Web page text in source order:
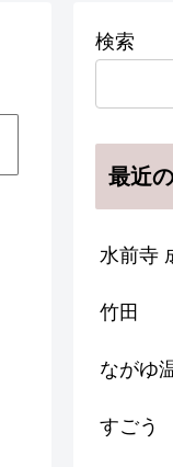
検索
最近
水前寺
竹田
ながゆ
すごう